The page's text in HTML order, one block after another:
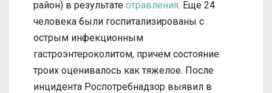
район) в результате отравления. Еще 24
человека были госпитализированы с
острым инфекционным
гастроэнтероколитом, причем состояние
троих оценивалось как тяжелое. После
инцидента Роспотребнадзор выявил в